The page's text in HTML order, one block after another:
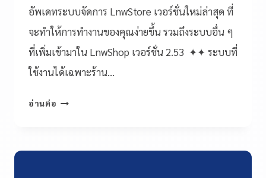
อัพเดทระบบจัดการ LnwStore เวอร์ชั่นใหม่ล่าสุด ที่
จะทำให้การทำงานของคุณง่ายขึ้น รวมถึงระบบอื่น ๆ
ที่เพิ่มเข้ามาใน LnwShop เวอร์ชั่น 2.53 ✦✦ ระบบที่
ใช้งานได้เฉพาะร้าน…
อ่านต่อ